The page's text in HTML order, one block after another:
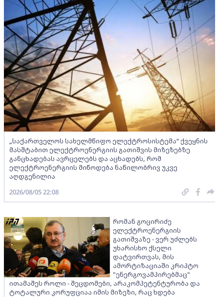
„საქართველოს სახელმწიფო ელექტროსისტემა“ ქვეყნის
მასშტაბით ელექტროენერგიის გათიშვის მიზეზებზე
განცხადებას ავრცელებს და აცხადებს, რომ
ელექტროენერგიის მიწოდება ნაწილობრივ უკვე
აღდგენილია
2026/08/05 22:08
რომან გოცირიძე
ელექტროენერგიის
გათიშვაზე - ვერ უძლებს
უხარისხო ქსელი
დატვირთვას, მის
ამორტიზაციაში კრიპტო
"ენერგოვამპირებმაც"
ითამაშეს როლი - შეცდომები, არაკომპეტენტურობა და
ტოტალური კორუფციაა იმის მიზეზი, რაც ხდება